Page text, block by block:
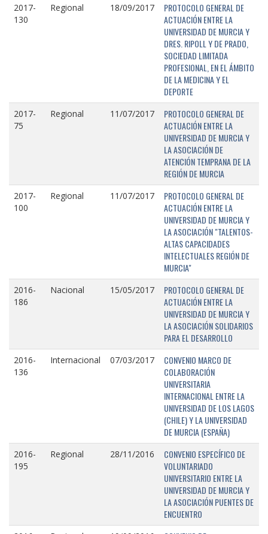
2017-
130
Regional 18/09/2017
PROTOCOLO GENERAL DE
ACTUACIÓN ENTRE LA
UNIVERSIDAD DE MURCIA Y
DRES. RIPOLL Y DE PRADO,
SOCIEDAD LIMITADA
PROFESIONAL, EN EL ÁMBITO
DE LA MEDICINA Y EL
DEPORTE
2017-
75
Regional 11/07/2017
PROTOCOLO GENERAL DE
ACTUACIÓN ENTRE LA
UNIVERSIDAD DE MURCIA Y
LA ASOCIACIÓN DE
ATENCIÓN TEMPRANA DE LA
REGIÓN DE MURCIA
2017-
100
Regional 11/07/2017
PROTOCOLO GENERAL DE
ACTUACIÓN ENTRE LA
UNIVERSIDAD DE MURCIA Y
LA ASOCIACIÓN "TALENTOS-
ALTAS CAPACIDADES
INTELECTUALES REGIÓN DE
MURCIA"
2016-
186
Nacional 15/05/2017
PROTOCOLO GENERAL DE
ACTUACIÓN ENTRE LA
UNIVERSIDAD DE MURCIA Y
LA ASOCIACIÓN SOLIDARIOS
PARA EL DESARROLLO
2016-
136
Internacional 07/03/2017
CONVENIO MARCO DE
COLABORACIÓN
UNIVERSITARIA
INTERNACIONAL ENTRE LA
UNIVERSIDAD DE LOS LAGOS
(CHILE) Y LA UNIVERSIDAD
DE MURCIA (ESPAÑA)
2016-
195
Regional 28/11/2016
CONVENIO ESPECÍFICO DE
VOLUNTARIADO
UNIVERSITARIO ENTRE LA
UNIVERSIDAD DE MURCIA Y
LA ASOCIACIÓN PUENTES DE
ENCUENTRO